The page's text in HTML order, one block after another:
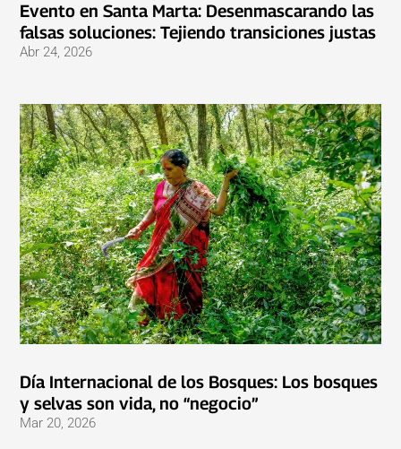
Evento en Santa Marta: Desenmascarando las
falsas soluciones: Tejiendo transiciones justas
Abr 24, 2026
Día Internacional de los Bosques: Los bosques
y selvas son vida, no “negocio”
Mar 20, 2026